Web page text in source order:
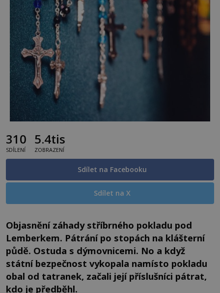
310
SDÍLENÍ
5.4tis
ZOBRAZENÍ
Sdílet na Facebooku
Sdílet na X
Objasnění záhady stříbrného pokladu pod
Lemberkem. Pátrání po stopách na klášterní
půdě. Ostuda s dýmovnicemi. No a když
státní bezpečnost vykopala namísto pokladu
obal od tatranek, začali její příslušníci pátrat,
kdo je předběhl.